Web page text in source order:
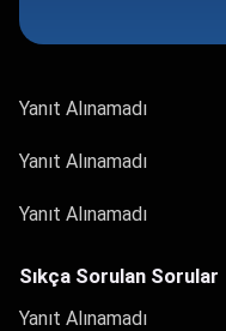
Yanıt Alınamadı
Yanıt Alınamadı
Yanıt Alınamadı
Sıkça Sorulan Sorular
Yanıt Alınamadı